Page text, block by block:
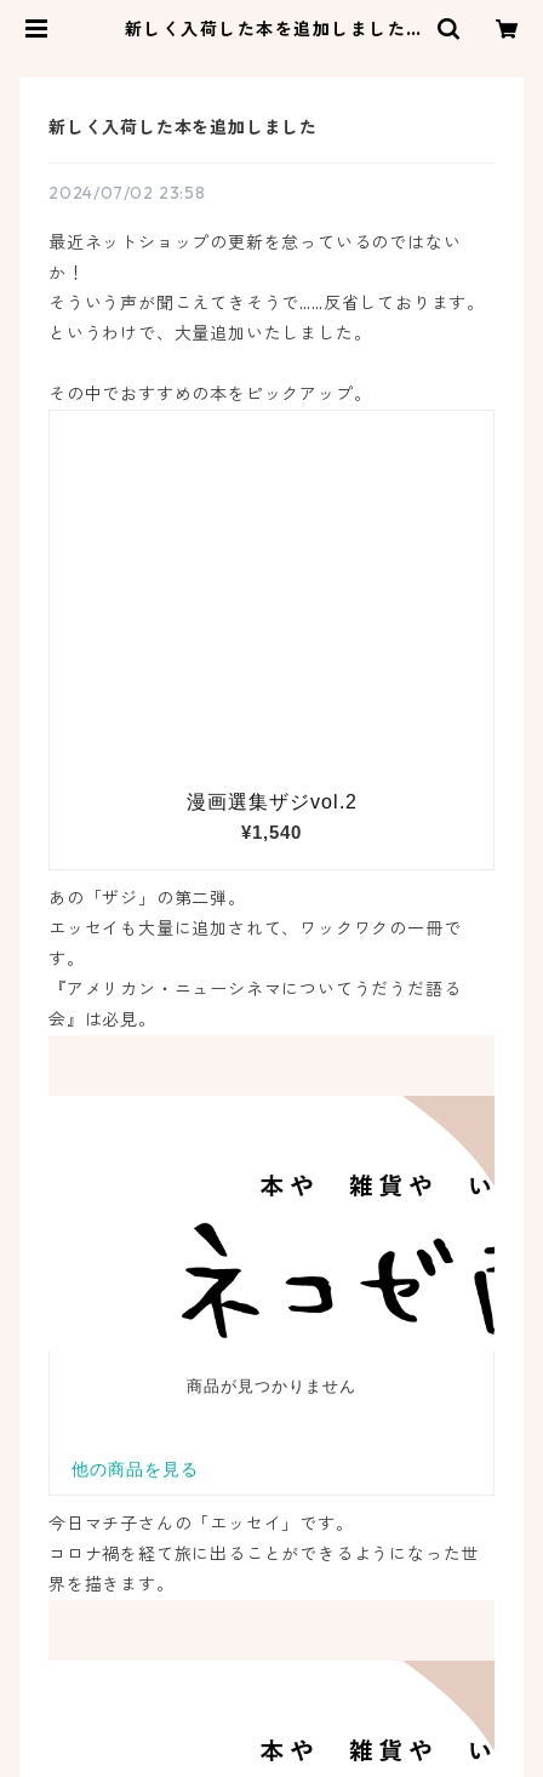
新しく入荷した本を追加しました |
新しく入荷した本を追加しました
2024/07/02 23:58
最近ネットショップの更新を怠っているのではない
か！
そういう声が聞こえてきそうで……反省しております。
というわけで、大量追加いたしました。
その中でおすすめの本をピックアップ。
あの「ザジ」の第二弾。
エッセイも大量に追加されて、ワックワクの一冊で
す。
『アメリカン・ニューシネマについてうだうだ語る
会』は必見。
今日マチ子さんの「エッセイ」です。
コロナ禍を経て旅に出ることができるようになった世
界を描きます。